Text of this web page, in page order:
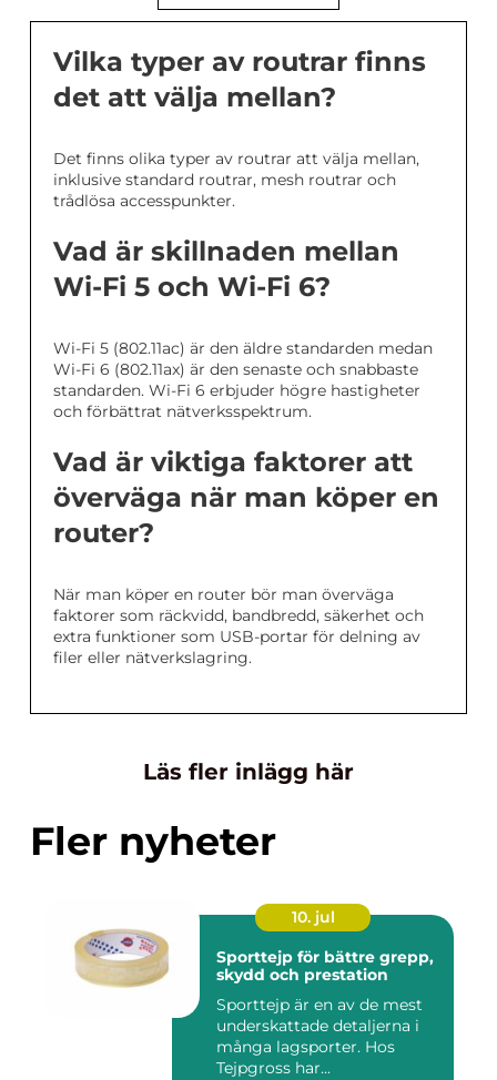
Vilka typer av routrar finns
det att välja mellan?
Det finns olika typer av routrar att välja mellan,
inklusive standard routrar, mesh routrar och
trådlösa accesspunkter.
Vad är skillnaden mellan
Wi-Fi 5 och Wi-Fi 6?
Wi-Fi 5 (802.11ac) är den äldre standarden medan
Wi-Fi 6 (802.11ax) är den senaste och snabbaste
standarden. Wi-Fi 6 erbjuder högre hastigheter
och förbättrat nätverksspektrum.
Vad är viktiga faktorer att
överväga när man köper en
router?
När man köper en router bör man överväga
faktorer som räckvidd, bandbredd, säkerhet och
extra funktioner som USB-portar för delning av
filer eller nätverkslagring.
Läs fler inlägg här
Fler nyheter
10. jul
Sporttejp för bättre grepp,
skydd och prestation
Sporttejp är en av de mest
underskattade detaljerna i
många lagsporter. Hos
Tejpgross har...